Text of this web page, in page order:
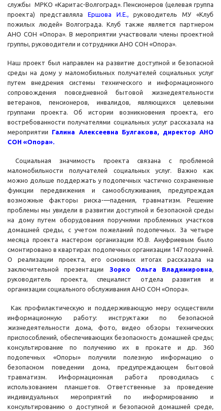
службы МРКО «Каритас-Волгоград». Пенсионеров (целевая группа
проекта) представляла Ершова И.Е., руководитель МУ «Клуб
пожилых людей» Волгограда. Клуб также является партнером
АНО СОН «Опора». В мероприятии участвовали члены проектной
группы, руководители и сотрудники АНО СОН «Опора».
Наш проект был направлен на развитие доступной и безопасной
среды на дому у маломобильных получателей социальных услуг
путем внедрения системы технического и информационного
сопровождения повседневной бытовой жизнедеятельности
ветеранов, пенсионеров, инвалидов, являющихся целевыми
группами проекта. Об истории возникновения проекта, его
востребованности получателями социальных услуг рассказала на
мероприятии Галина Алексеевна Булгакова, директор АНО
СОН «Опора».
Социальная значимость проекта связана с проблемой
маломобильности получателей социальных услуг. Важно как
можно дольше поддержать у подопечных частично сохраненные
функции передвижения и самообслуживания, предупреждая
возможные факторы риска-—падения, травматизм. Решение
проблемы мы увидели в развитии доступной и безопасной среды
на дому путем оборудования поручнями проблемных участков
домашней среды, с учетом пожеланий подопечных. За четыре
месяца проекта мастером организации Ю.В. Ануфриевым было
смонтировано в квартирах подопечных организации 147 поручней.
О реализации проекта, его основных итогах рассказала на
заключительной презентации Зорко Ольга Владимировна,
руководитель проекта, специалист отдела развития и
организации социального обслуживания АНО СОН «Опора».
Как профилактическую и поддерживающую меру осуществили
информационную работу: инструктажи по безопасной
жизнедеятельности дома, фото, видео обзоры технических
приспособлений, обеспечивающих безопасность домашней среды;
консультирование по получению их в прокате и др. 360
подопечных «Опоры» получили полезную информацию о
безопасном поведении дома, предупреждающем бытовой
травматизм. Информационная работа проводилась с
использованием планшетов. Ответственные за проведение
индивидуальных мероприятий по информированию и
консультированию о доступной и безопасной домашней среде,